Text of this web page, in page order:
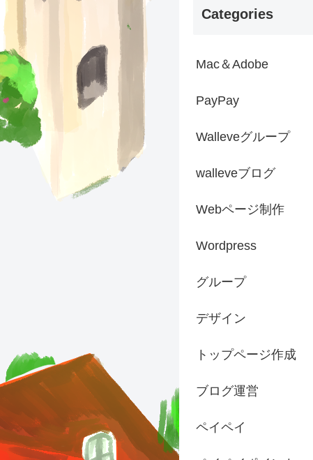
Categories
Mac＆Adobe
PayPay
Walleveグループ
walleveブログ
Webページ制作
Wordpress
グループ
デザイン
トップページ作成
ブログ運営
ペイペイ